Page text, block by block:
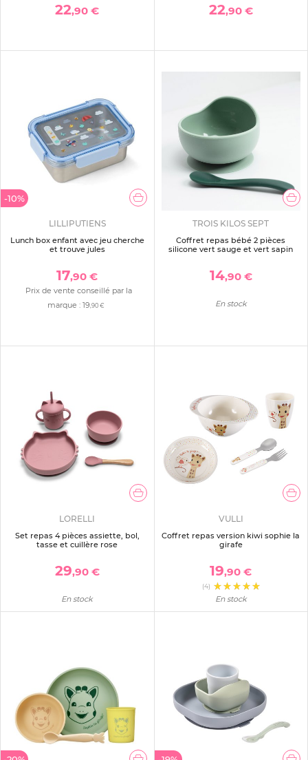
22,90 € 22,90 €
-10%
LILLIPUTIENS
Lunch box enfant avec jeu cherche
et trouve jules
17,90 €
Prix de vente conseillé par la
marque : 19 ,90 €
TROIS KILOS SEPT
Coffret repas bébé 2 pièces
silicone vert sauge et vert sapin
14,90 €
En stock
LORELLI
Set repas 4 pièces assiette, bol,
tasse et cuillère rose
29,90 €
En stock
VULLI
Coffret repas version kiwi sophie la
girafe
19,90 €
(4)
En stock